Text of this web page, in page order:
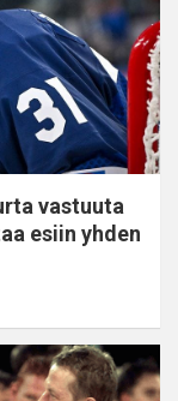
vastuuta
esiin yhden